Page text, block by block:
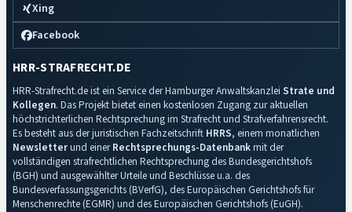
Xing
Facebook
HRR-STRAFRECHT.DE
HRR-Strafrecht.de ist ein Service der Hamburger Anwaltskanzlei Strate und
Kollegen. Das Projekt bietet einen kostenlosen Zugang zur aktuellen
höchstrichterlichen Rechtsprechung im Strafrecht und Strafverfahrensrecht.
Es besteht aus der juristischen Fachzeitschrift HRRS, einem monatlichen
Newsletterund einerRechtsprechungs-Datenbankmit der
vollständigen strafrechtlichen Rechtsprechung des Bundesgerichtshofs
(BGH) und ausgewählter Urteile und Beschlüsse u.a. des
Bundesverfassungsgerichts (BVerfG), des Europäischen Gerichtshofs für
Menschenrechte (EGMR) und des Europäischen Gerichtshofs (EuGH).